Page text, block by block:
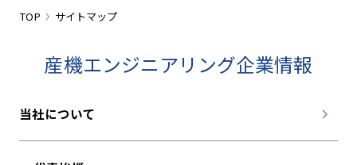
TOP サイトマップ
産機エンジニアリング企業情報
当社について